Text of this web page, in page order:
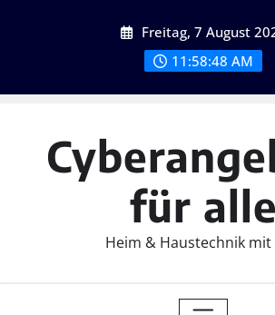
Freitag, 7 August
11:58:49 AM
für alle
Heim & Haustechnik mit